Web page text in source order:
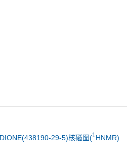
29-5)核磁图(1 HNMR)